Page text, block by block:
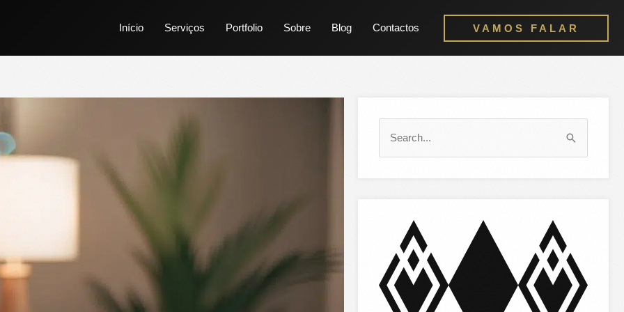
Início Serviços Portfolio Sobre Blog Contactos VAMOS FALAR
o